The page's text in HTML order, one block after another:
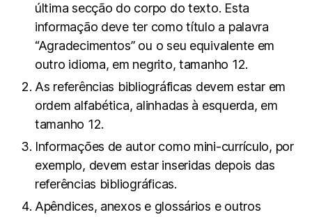
última secção do corpo do texto. Esta
informação deve ter como título a palavra
“Agradecimentos” ou o seu equivalente em
outro idioma, em negrito, tamanho 12.
As referências bibliográficas devem estar em
ordem alfabética, alinhadas à esquerda, em
tamanho 12.
Informações de autor como mini-currículo, por
exemplo, devem estar inseridas depois das
referências bibliográficas.
Apêndices, anexos e glossários e outros